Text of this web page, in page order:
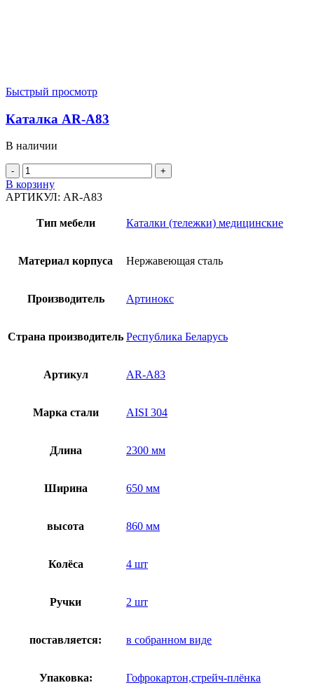
Быстрый просмотр
Каталка AR-A83
В наличии
Количество
товара
Каталка
A83
В корзину
АРТИКУЛ: AR-A83
Тип мебели Каталки (тележки) медицинские
Материал корпуса Нержавеющая сталь
Производитель Артинокс
Страна производитель Республика Беларусь
Артикул AR-A83
Марка стали AISI 304
Длина 2300 мм
Ширина 650 мм
высота 860 мм
Колёса 4 шт
Ручки 2 шт
поставляется: в собранном виде
Упаковка: Гофрокартон,стрейч-плёнка